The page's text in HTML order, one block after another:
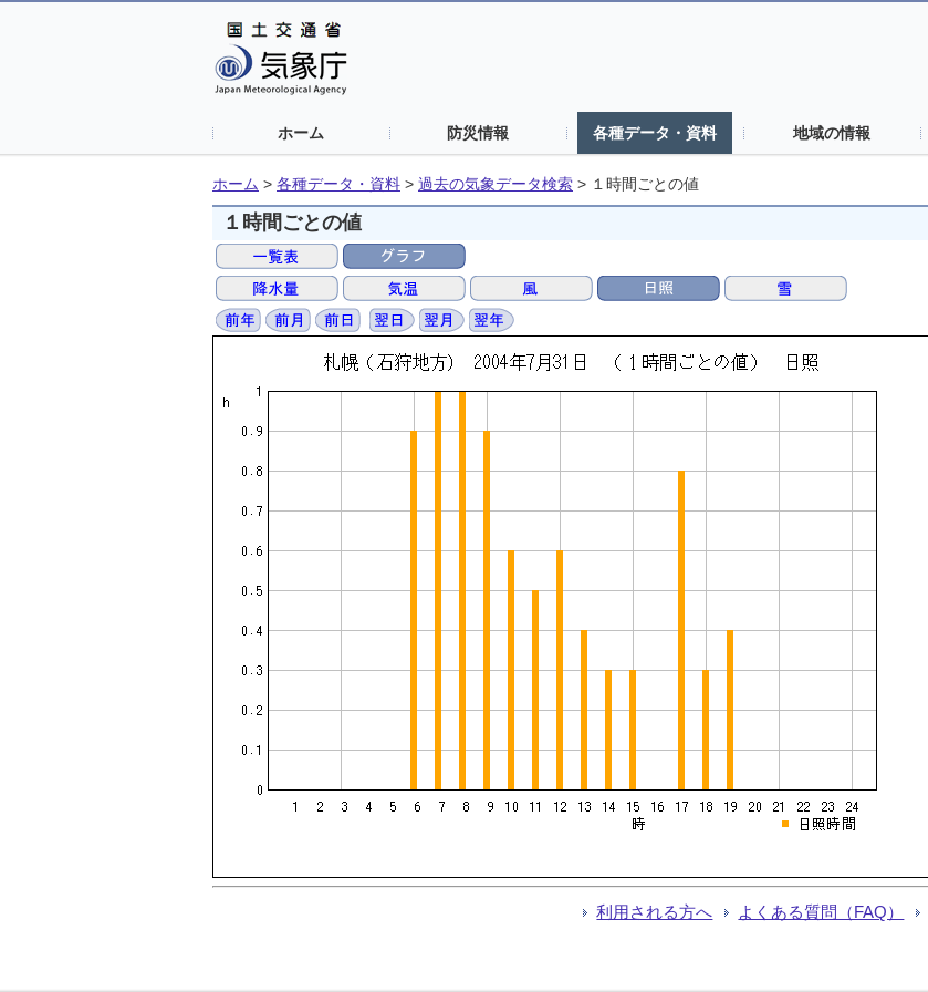
ホーム 防災情報 各種データ・資料 地域の情報
ホーム > 各種データ・資料 > 過去の気象データ検索 > １時間ごとの値
１時間ごとの値
利用される方へ よくある質問（FAQ）